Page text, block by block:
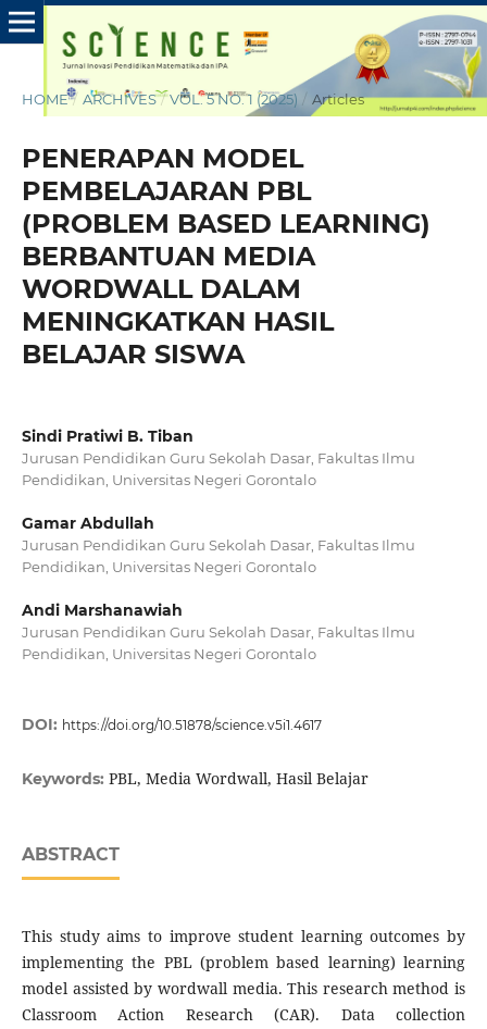
HOME / ARCHIVES / VOL. 5 NO. 1 (2025) / Articles
PENERAPAN MODEL
PEMBELAJARAN PBL
(PROBLEM BASED LEARNING)
BERBANTUAN MEDIA
WORDWALL DALAM
MENINGKATKAN HASIL
BELAJAR SISWA
Sindi Pratiwi B. Tiban
Jurusan Pendidikan Guru Sekolah Dasar, Fakultas Ilmu
Pendidikan, Universitas Negeri Gorontalo
Gamar Abdullah
Jurusan Pendidikan Guru Sekolah Dasar, Fakultas Ilmu
Pendidikan, Universitas Negeri Gorontalo
Andi Marshanawiah
Jurusan Pendidikan Guru Sekolah Dasar, Fakultas Ilmu
Pendidikan, Universitas Negeri Gorontalo
DOI: https://doi.org/10.51878/science.v5i1.4617
Keywords: PBL, Media Wordwall, Hasil Belajar
ABSTRACT
This study aims to improve student learning outcomes by
implementing the PBL (problem based learning) learning
model assisted by wordwall media. This research method is
Classroom Action Research (CAR). Data collection